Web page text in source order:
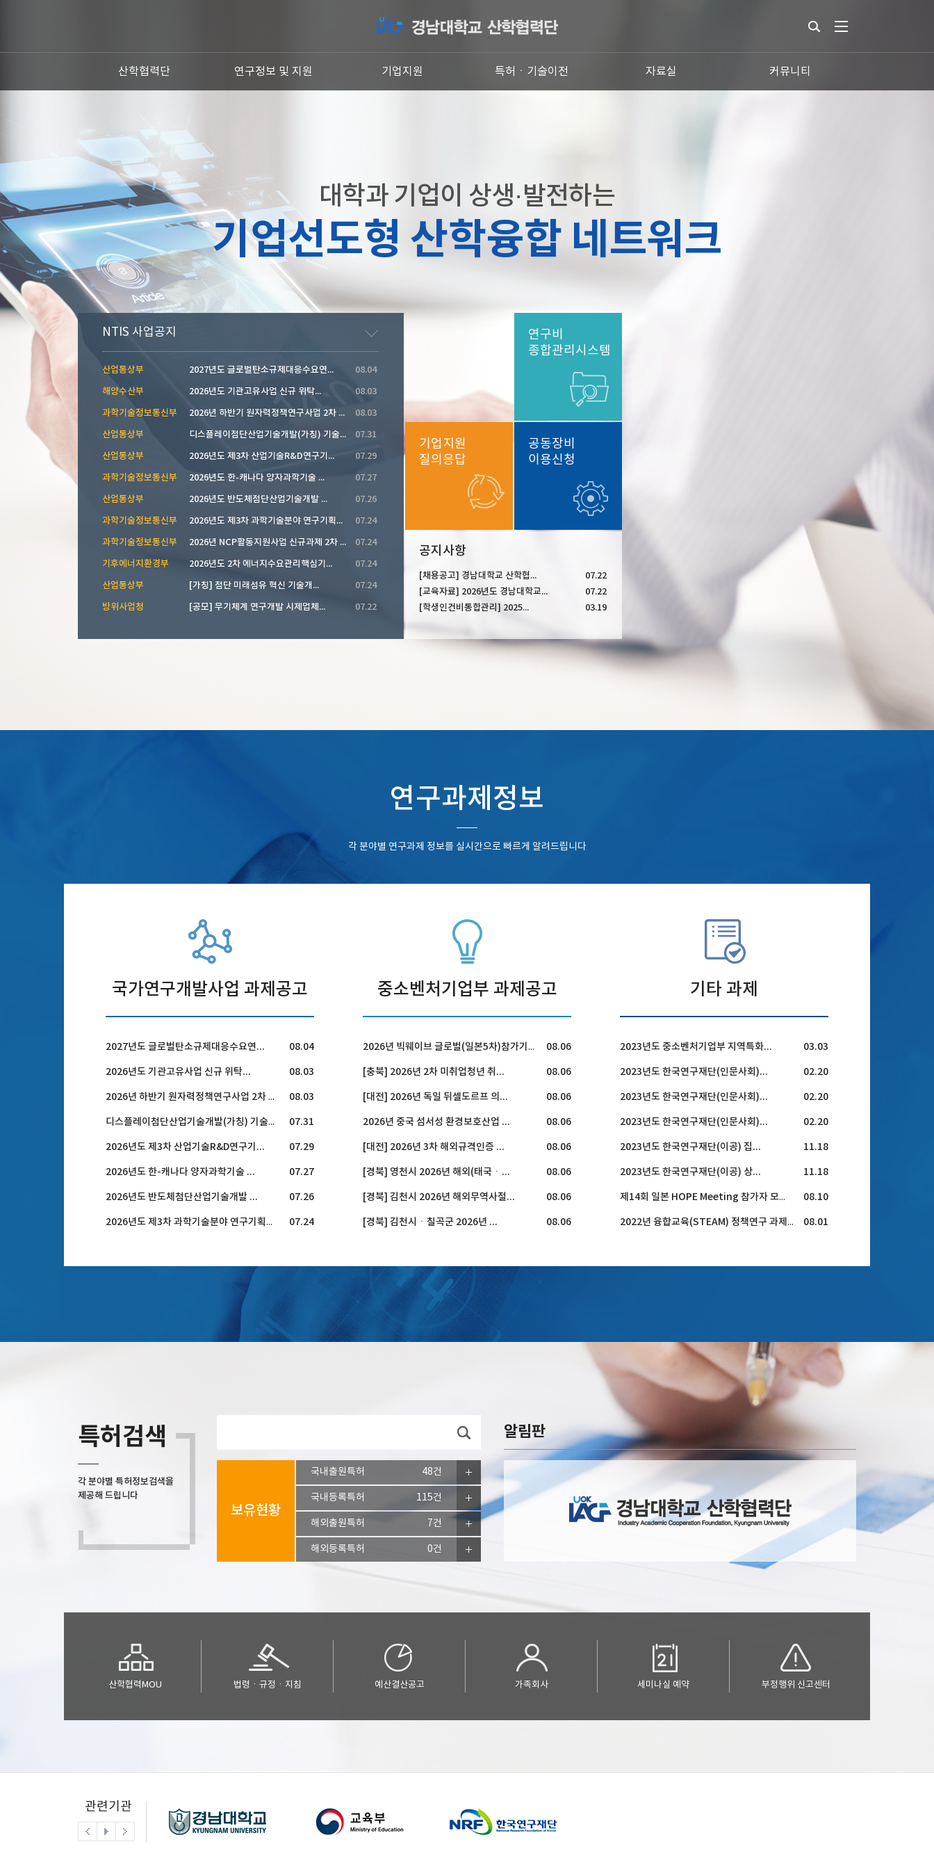
산학협력단 연구정보 및 지원 기업지원 특허ㆍ기술이전 자료실 커뮤니티
연구과제정보
각 분야별 연구과제 정보를 실시간으로 빠르게 알려드립니다
국가연구개발사업 과제공고
2027년도 글로벌탄소규제대응수요연... 08.04
2026년도 기관고유사업 신규 위탁... 08.03
2026년 하반기 원자력정책연구사업 2차 공고 08.03
디스플레이첨단산업기술개발(가칭) 기술수요조사 07.31
2026년도 제3차 산업기술R&D연구기... 07.29
2026년도 한-캐나다 양자과학기술 ... 07.27
2026년도 반도체첨단산업기술개발 ... 07.26
2026년도 제3차 과학기술분야 연구기획과제 공모 07.24
중소벤처기업부 과제공고
2026년 빅웨이브 글로벌(일본5차)참가기업 모집 공고 08.06
[충북] 2026년 2차 미취업청년 취... 08.06
[대전] 2026년 독일 뒤셀도르프 의... 08.06
2026년 중국 섬서성 환경보호산업 ... 08.06
[대전] 2026년 3차 해외규격인증 ... 08.06
[경북] 영천시 2026년 해외(태국ㆍ... 08.06
[경북] 김천시 2026년 해외무역사절... 08.06
[경북] 김천시ㆍ칠곡군 2026년 ... 08.06
기타 과제
2023년도 중소벤처기업부 지역특화... 03.03
2023년도 한국연구재단(인문사회)... 02.20
2023년도 한국연구재단(인문사회)... 02.20
2023년도 한국연구재단(인문사회)... 02.20
2023년도 한국연구재단(이공) 집... 11.18
2023년도 한국연구재단(이공) 상... 11.18
제14회 일본 HOPE Meeting 참가자 모집 공고 08.10
2022년 융합교육(STEAM) 정책연구 과제 공모 안내 08.01
대학과 기업이 상생·발전하는
기업선도형 산학융합 네트워크
NTIS 사업공지
산업통상부 2027년도 글로벌탄소규제대응수요연...
08.04
해양수산부
2026년도 기관고유사업 신규 위탁...
08.03
과학기술정보통신부
2026년 하반기 원자력정책연구사업 2차 공고
08.03
산업통상부
디스플레이첨단산업기술개발(가칭) 기술수요조사
07.31
산업통상부
2026년도 제3차 산업기술R&D연구기...
07.29
과학기술정보통신부
2026년도 한-캐나다 양자과학기술 ...
07.27
산업통상부
2026년도 반도체첨단산업기술개발 ...
07.26
과학기술정보통신부
2026년도 제3차 과학기술분야 연구기획과제 공모
07.24
과학기술정보통신부
2026년 NCP활동지원사업 신규과제 2차 공모
07.24
기후에너지환경부
2026년도 2차 에너지수요관리핵심기...
07.24
산업통상부
[가칭] 첨단 미래섬유 혁신 기술개...
07.24
방위사업청
[공모] 무기체계 연구개발 시제업체... 07.22
기업지원
질의응답
공동장비
이용신청
연구비
종합관리시스템
공지사항
[채용공고] 경남대학교 산학협...
07.22
[교육자료] 2026년도 경남대학교...
07.22
[학생인건비통합관리] 2025...
03.19
특허검색
각 분야별 특허정보검색을
제공해 드립니다
보유현황
국내출원특허 48건
국내등록특허 115건
해외출원특허 7건
해외등록특허 0건
알림판
산학협력MOU 법령ㆍ규정ㆍ지침 예산결산공고 가족회사 세미나실 예약 부정행위 신고센터
관련기관